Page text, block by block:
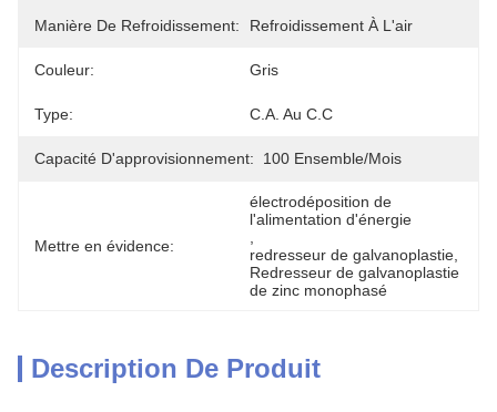
Manière De Refroidissement: Refroidissement À L'air
Couleur: Gris
Type: C.A. Au C.C
Capacité D'approvisionnement: 100 Ensemble/mois
Mettre en évidence:
électrodéposition de
l'alimentation d'énergie
redresseur de galvanoplastie
Redresseur de galvanoplastie
de zinc monophasé
Description De Produit